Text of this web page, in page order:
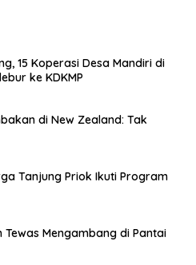
15 Koperasi Desa Mandiri di
ke KDKMP
di New Zealand: Tak
Tanjung Priok Ikuti Program
Tewas Mengambang di Pantai